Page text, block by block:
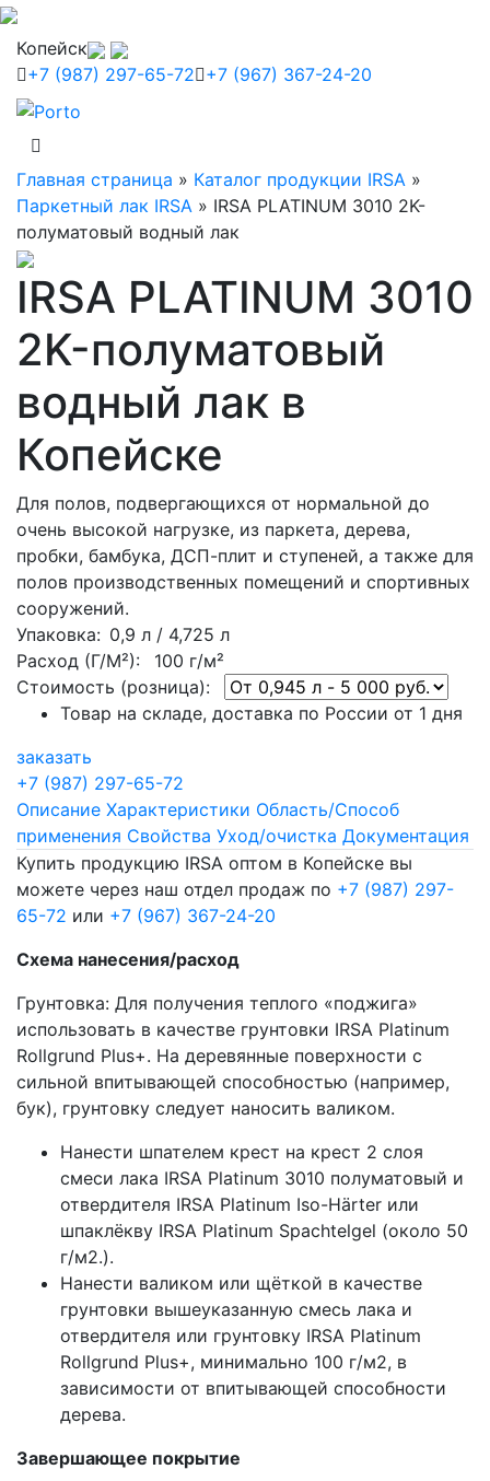
Копейск
+7 (987) 297-65-72 +7 (967) 367-24-20
Главная страница » Каталог продукции IRSA »
Паркетный лак IRSA » IRSA PLATINUM 3010 2K-
полуматовый водный лак
IRSA PLATINUM 3010
2K-полуматовый
водный лак в
Копейске
Для полов, подвергающихся от нормальной до
очень высокой нагрузке, из паркета, дерева,
пробки, бамбука, ДСП-плит и ступеней, а также для
полов производственных помещений и спортивных
сооружений.
Упаковка: 0,9 л / 4,725 л
Расход (Г/М²): 100 г/м²
Стоимость (розница):
Товар на складе, доставка по России от 1 дня
заказать
+7 (987) 297-65-72
Описание Характеристики Область/Способ
применения Свойства Уход/очистка Документация
Купить продукцию IRSA оптом в Копейске вы
можете через наш отдел продаж по +7 (987) 297-
65-72 или +7 (967) 367-24-20
Схема нанесения/расход
Грунтовка: Для получения теплого «поджига»
использовать в качестве грунтовки IRSA Platinum
Rollgrund Plus+. На деревянные поверхности с
сильной впитывающей способностью (например,
бук), грунтовку следует наносить валиком.
Нанести шпателем крест на крест 2 слоя
смеси лака IRSA Platinum 3010 полуматовый и
отвердителя IRSA Platinum Iso-Härter или
шпаклёкву IRSA Platinum Spachtelgel (около 50
г/м2.).
Нанести валиком или щёткой в качестве
грунтовки вышеуказанную смесь лака и
отвердителя или грунтовку IRSA Platinum
Rollgrund Plus+, минимально 100 г/м2, в
зависимости от впитывающей способности
дерева.
Завершающее покрытие